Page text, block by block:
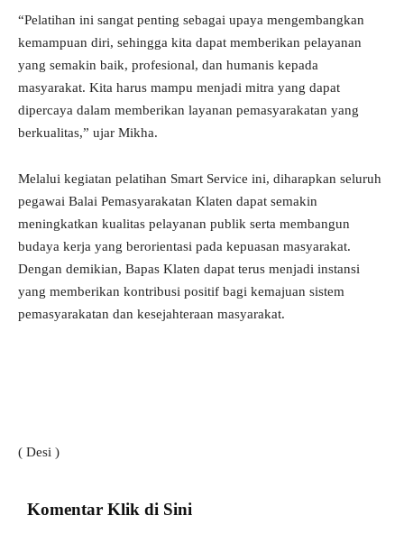
“Pelatihan ini sangat penting sebagai upaya mengembangkan
kemampuan diri, sehingga kita dapat memberikan pelayanan
yang semakin baik, profesional, dan humanis kepada
masyarakat. Kita harus mampu menjadi mitra yang dapat
dipercaya dalam memberikan layanan pemasyarakatan yang
berkualitas,” ujar Mikha.
Melalui kegiatan pelatihan Smart Service ini, diharapkan seluruh
pegawai Balai Pemasyarakatan Klaten dapat semakin
meningkatkan kualitas pelayanan publik serta membangun
budaya kerja yang berorientasi pada kepuasan masyarakat.
Dengan demikian, Bapas Klaten dapat terus menjadi instansi
yang memberikan kontribusi positif bagi kemajuan sistem
pemasyarakatan dan kesejahteraan masyarakat.
( Desi )
Komentar Klik di Sini